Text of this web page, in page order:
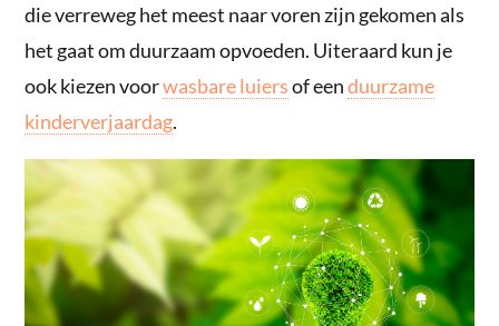
die verreweg het meest naar voren zijn gekomen als
het gaat om duurzaam opvoeden. Uiteraard kun je
ook kiezen voorwasbare luiersof eenduurzame
kinderverjaardag.